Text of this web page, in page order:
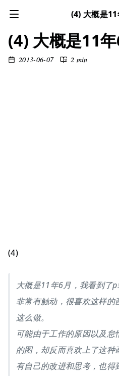
(4) 大概是
(4) 大概是11
2013-06-07 2 min
(4)
大概是11年6月，我看到了
非常有触动，很喜欢这样
这么做。
可能由于工作的原因以及
的图，却反而喜欢上了这
有自己的改进和思考，也得